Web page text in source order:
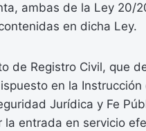
ambas de la Ley 20/
en dicha Ley.
de Registro Civil, que
en la Instrucción
Jurídica y Fe
entrada en servicio